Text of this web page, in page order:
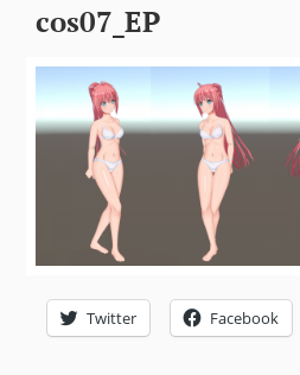
cos07_EP
Twitter Facebook